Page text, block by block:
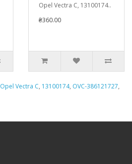
Opel Vectra C, 13100174..
₴360.00
Opel Vectra C, 13100174, OVC-386121727,